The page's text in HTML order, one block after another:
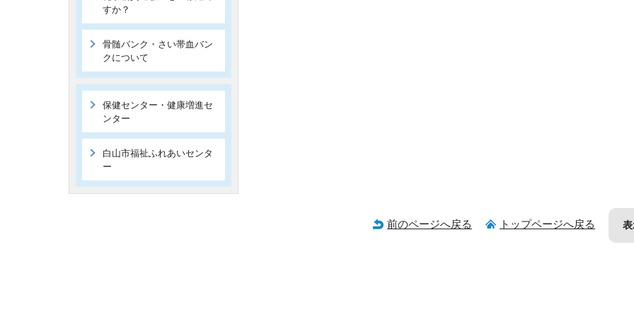
すか？
骨髄バンク・さい帯血バン
クについて
保健センター・健康増進セ
ンター
白山市福祉ふれあいセンタ
ー
前のページへ戻る トップページへ戻る